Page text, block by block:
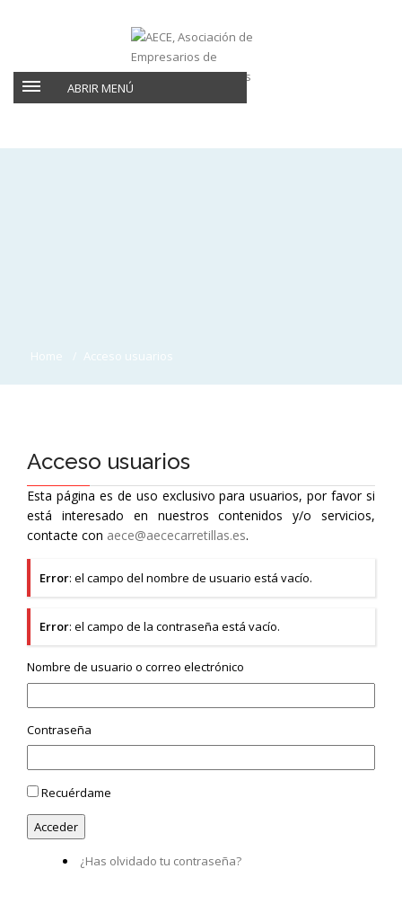
ABRIR MENÚ
Home Acceso usuarios
Acceso usuarios
Esta página es de uso exclusivo para usuarios, por favor si
está interesado en nuestros contenidos y/o servicios,
contacte con aece@aececarretillas.es.
Error: el campo del nombre de usuario está vacío.
Error: el campo de la contraseña está vacío.
Nombre de usuario o correo electrónico
Contraseña
Recuérdame
¿Has olvidado tu contraseña?